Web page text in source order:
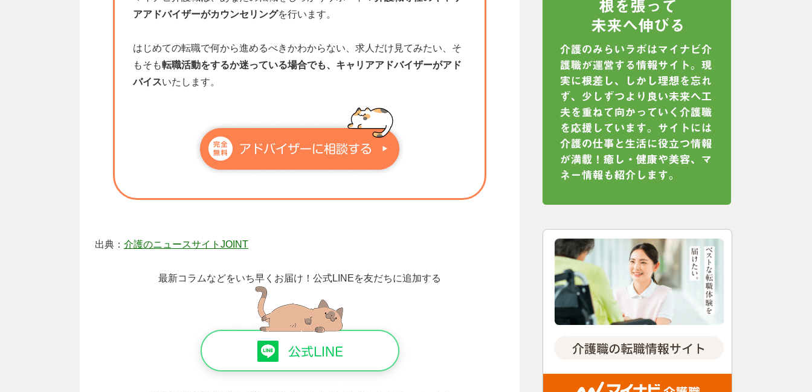
アアドバイザーがカウンセリングを行います。
はじめての転職で何から進めるべきかわからない、求人だけ見てみたい、そ
もそも転職活動をするか迷っている場合でも、キャリアアドバイザーがアド
バイスいたします。
出典： 介護のニュースサイトJOINT
最新コラムなどをいち早くお届け！ 公式LINEを友だちに追加する